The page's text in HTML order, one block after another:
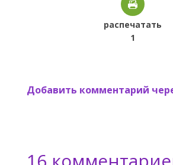
распечатать
1
Добавить комментарий